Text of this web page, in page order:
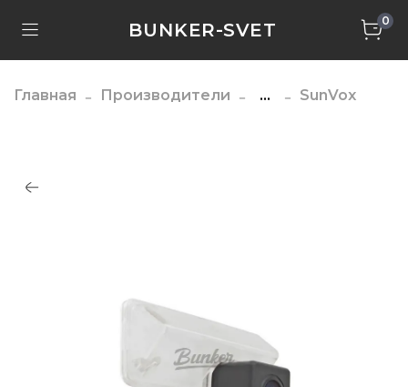
BUNKER-SVET 0
Главная Производители ... SunVox